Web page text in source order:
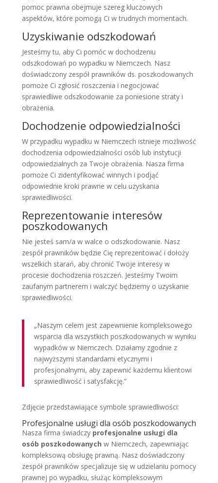
pomoc prawna obejmuje szereg kluczowych
aspektów, które pomogą Ci w trudnych momentach.
Uzyskiwanie odszkodowań
Jesteśmy tu, aby Ci pomóc w dochodzeniu
odszkodowań po wypadku w Niemczech. Nasz
doświadczony zespół prawników ds. poszkodowanych
pomoże Ci zgłosić roszczenia i negocjować
sprawiedliwe odszkodowanie za poniesione straty i
obrażenia.
Dochodzenie odpowiedzialności
W przypadku wypadku w Niemczech istnieje możliwość
dochodzenia odpowiedzialności osób lub instytucji
odpowiedzialnych za Twoje obrażenia. Nasza firma
pomoże Ci zidentyfikować winnych i podjąć
odpowiednie kroki prawne w celu uzyskania
sprawiedliwości.
Reprezentowanie interesów
poszkodowanych
Nie jesteś sam/a w walce o odszkodowanie. Nasz
zespół prawników będzie Cię reprezentować i dołoży
wszelkich starań, aby chronić Twoje interesy w
procesie dochodzenia roszczeń. Jesteśmy Twoim
zaufanym partnerem i walczyć będziemy o uzyskanie
sprawiedliwości.
„Naszym celem jest zapewnienie kompleksowego
wsparcia dla wszystkich poszkodowanych w wyniku
wypadków w Niemczech. Działamy zgodnie z
najwyższymi standardami etycznymi i
profesjonalnymi, aby zapewnić każdemu klientowi
sprawiedliwość i satysfakcję.”
Zdjęcie przedstawiające symbole sprawiedliwości:
Profesjonalne usługi dla osób poszkodowanych
Nasza firma świadczy profesjonalne usługi dla
osób poszkodowanych w Niemczech, zapewniając
kompleksową obsługę prawną. Nasz doświadczony
zespół prawników specjalizuje się w udzielaniu pomocy
prawnej po wypadku, służąc kompleksowym